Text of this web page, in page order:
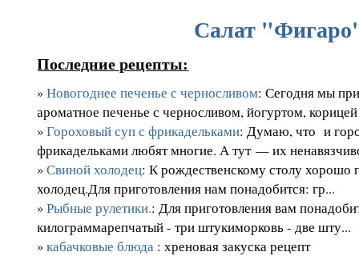
Салат
Последние рецепты:
»Новогоднее печенье с черносливом: Сегодня мы
ароматное печенье с черносливом, йогуртом,
»Гороховый суп с фрикадельками: Думаю, что и
фрикадельками любят многие. А тут — их
»Свиной холодец: К рождественскому столу хорошо
холодец.Для приготовления нам понадобится: гр...
»Рыбные рулетики.: Для приготовления вам
килограммарепчатый - три штукиморковь - две шту...
»кабачковые блюда : хреновая закуска рецепт